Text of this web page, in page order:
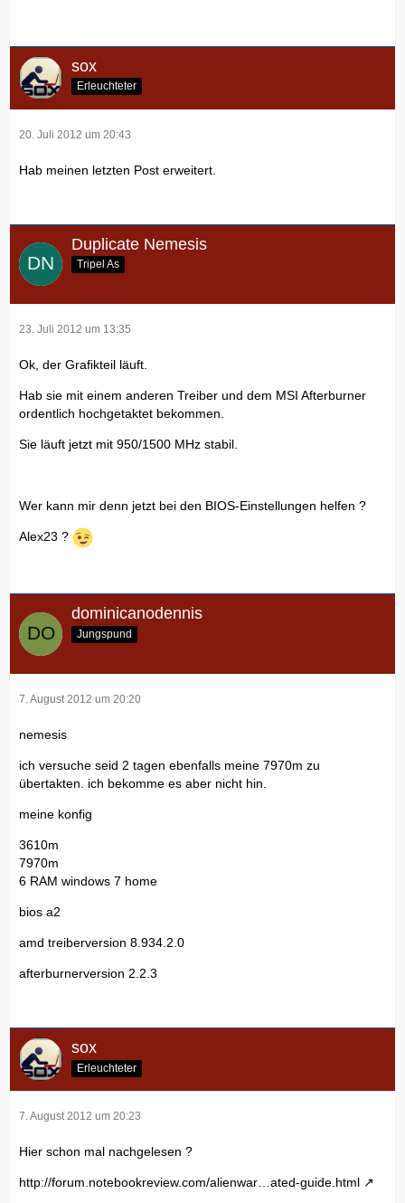
sox
Erleuchteter
20. Juli 2012 um 20:43
Hab meinen letzten Post erweitert.
Duplicate Nemesis
Tripel As
23. Juli 2012 um 13:35
Ok, der Grafikteil läuft.
Hab sie mit einem anderen Treiber und dem MSI Afterburner
ordentlich hochgetaktet bekommen.
Sie läuft jetzt mit 950/1500 MHz stabil.
Wer kann mir denn jetzt bei den BIOS-Einstellungen helfen ?
Alex23 ?
dominicanodennis
Jungspund
7. August 2012 um 20:20
nemesis
ich versuche seid 2 tagen ebenfalls meine 7970m zu
übertakten. ich bekomme es aber nicht hin.
meine konfig
3610m
7970m
6 RAM windows 7 home
bios a2
amd treiberversion 8.934.2.0
afterburnerversion 2.2.3
sox
Erleuchteter
7. August 2012 um 20:23
Hier schon mal nachgelesen ?
http://forum.notebookreview.com/alienwar…ated-guide.html